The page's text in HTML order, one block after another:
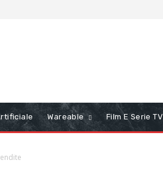
Wareable Film E Serie TV